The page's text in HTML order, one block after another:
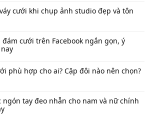
cưới khi chụp ảnh studio đẹp và tôn
cưới trên Facebook​ ngắn gọn, ý
phù hợp cho ai? Cặp đôi nào nên chọn?
ngón tay đeo nhẫn cho nam và nữ chính